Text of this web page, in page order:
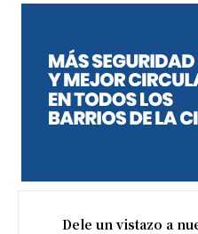
Dele un vistazo a